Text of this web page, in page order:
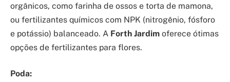
orgânicos, como farinha de ossos e torta de mamona,
ou fertilizantes químicos com NPK (nitrogênio, fósforo
e potássio) balanceado. A Forth Jardim oferece ótimas
opções de fertilizantes para flores.
Poda: